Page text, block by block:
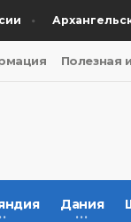
Архангельск
Полезная
Дания